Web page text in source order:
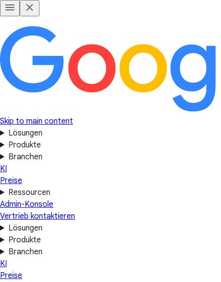
Skip to main content
Lösungen
Produkte
Branchen
KI
Preise
Ressourcen
Admin-Konsole
Vertrieb kontaktieren
Lösungen
Produkte
Branchen
KI
Preise